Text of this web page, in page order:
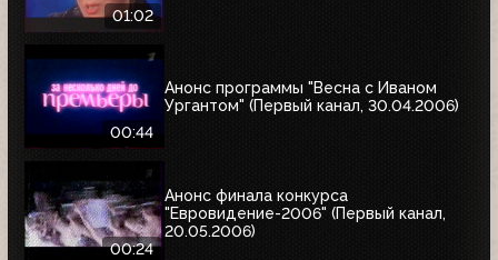
01:02
00:44
Анонс программы "Весна с Иваном
Ургантом" (Первый канал, 30.04.2006)
00:24
Анонс финала конкурса
"Евровидение-2006" (Первый канал,
20.05.2006)